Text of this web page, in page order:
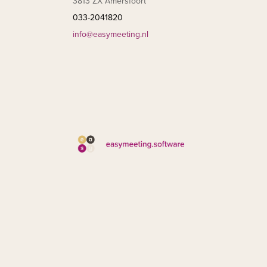
033-2041820
info@easymeeting.nl